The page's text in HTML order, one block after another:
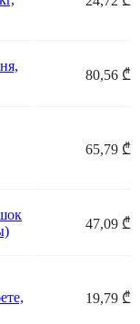
80,56 ₾
65,79 ₾
47,09 ₾
19,79 ₾